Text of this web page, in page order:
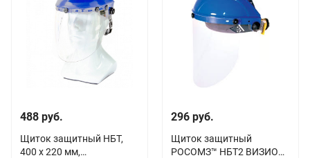
488 руб.
Щиток защитный НБТ,
400 х 220 мм,
296 руб.
Щиток защитный
РОСОМЗ™ НБТ2 ВИЗИОН,